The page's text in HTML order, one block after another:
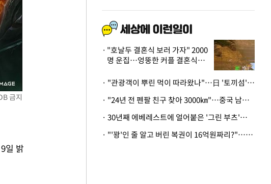
금지
일 밝
"호날두 결혼식 보러 가자" 2000
명 운집…엉뚱한 커플 결혼식에
· "관광객이 뿌린 먹이 따라왔나"…日 '토끼섬' 멧돼지, 토끼까지 사냥
· "24년 전 펜팔 친구 찾아 3000㎞"…중국 남성 사연에 '뭉클'
· 30년째 에베레스트에 얼어붙은 '그린 부츠'…드디어 가족 품으로
· "'꽝'인 줄 알고 버린 복권이 16억원짜리?"…극적으로 되찾은 사연